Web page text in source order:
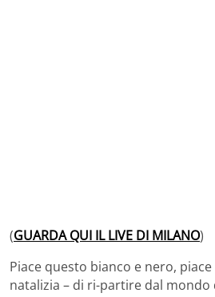
(GUARDA QUI IL LIVE DI MILANO)
Piace questo bianco e nero, piace
natalizia – di ri-partire dal mondo